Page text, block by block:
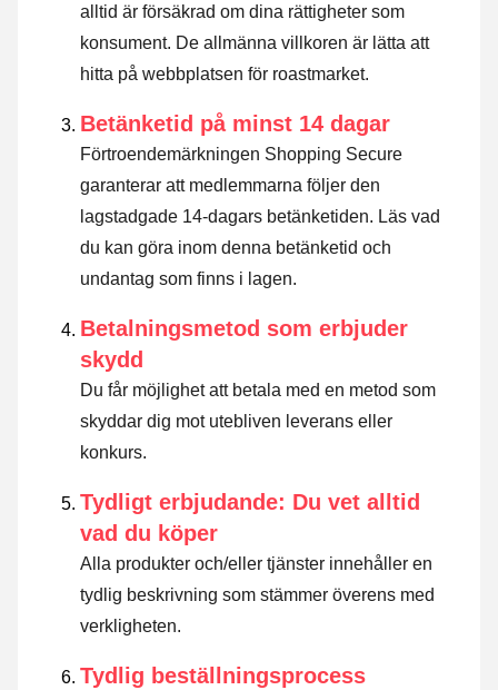
alltid är försäkrad om dina rättigheter som
konsument. De allmänna villkoren är lätta att
hitta på webbplatsen för roastmarket.
Betänketid på minst 14 dagar
Förtroendemärkningen Shopping Secure
garanterar att medlemmarna följer den
lagstadgade 14-dagars betänketiden. Läs vad
du kan göra inom denna betänketid och
undantag som finns i lagen.
Betalningsmetod som erbjuder
skydd
Du får möjlighet att betala med en metod som
skyddar dig mot utebliven leverans eller
konkurs.
Tydligt erbjudande: Du vet alltid
vad du köper
Alla produkter och/eller tjänster innehåller en
tydlig beskrivning som stämmer överens med
verkligheten.
Tydlig beställningsprocess